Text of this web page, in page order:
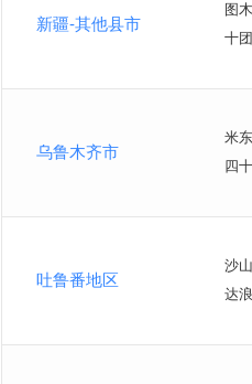
新疆-其他县市
图
十
乌鲁木齐市
米
四
吐鲁番地区
沙
达